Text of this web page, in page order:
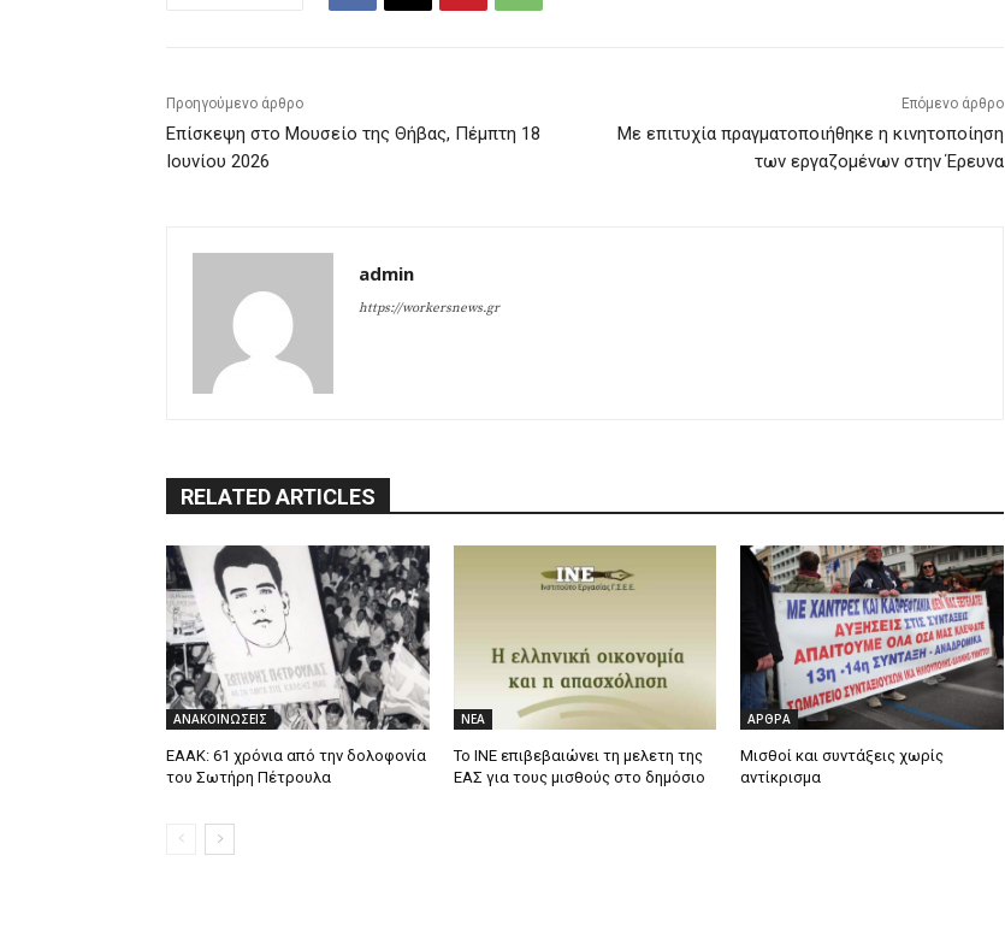
Προηγούμενο άρθρο
Επίσκεψη στο Μουσείο της Θήβας, Πέμπτη 18
Ιουνίου 2026
Επόμενο άρθρο
Με επιτυχία πραγματοποιήθηκε η κινητοποίηση
των εργαζομένων στην Έρευνα
admin
https://workersnews.gr
RELATED ARTICLES
ΑΝΑΚΟΙΝΩΣΕΙΣ
ΕΑΑΚ: 61 χρόνια από την δολοφονία
του Σωτήρη Πέτρουλα
ΝΕΑ
Το ΙΝΕ επιβεβαιώνει τη μελετη της
ΕΑΣ για τους μισθούς στο δημόσιο
ΑΡΘΡΑ
Μισθοί και συντάξεις χωρίς
αντίκρισμα